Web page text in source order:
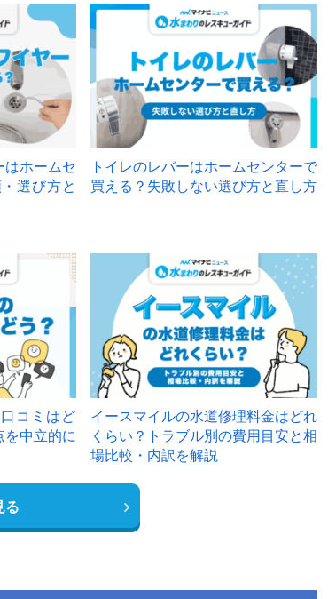
はホームセ
選び方と
トイレのレバーはホームセンターで
買える？失敗しない選び方と直し方
コミはど
を中立的に
イースマイルの水道修理料金はどれ
くらい？トラブル別の費用目安と相
場比較・内訳を解説
る